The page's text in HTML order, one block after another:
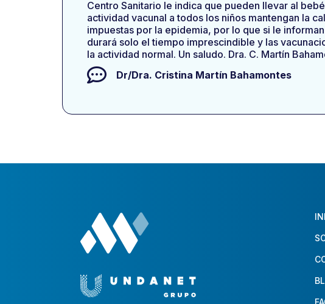
Centro Sanitario le indica que pueden llevar al
actividad vacunal a todos los niños mantengan la
impuestas por la epidemia, por lo que si le
durará solo el tiempo imprescindible y las
la actividad normal. Un saludo. Dra. C. Martín
Dr/Dra. Cristina Martín Bahamontes